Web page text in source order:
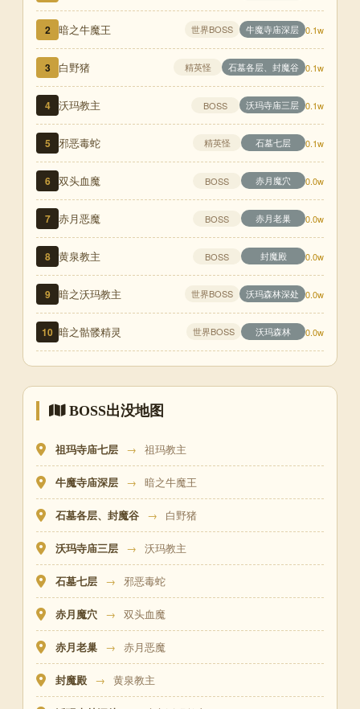
2 暗之牛魔王 世界BOSS 牛魔寺庙深层 0.1w
3 白野猪 精英怪 石墓各层、封魔谷 0.1w
4 沃玛教主 BOSS 沃玛寺庙三层 0.1w
5 邪恶毒蛇 精英怪 石墓七层 0.1w
6 双头血魔 BOSS 赤月魔穴 0.0w
7 赤月恶魔 BOSS 赤月老巢 0.0w
8 黄泉教主 BOSS 封魔殿 0.0w
9 暗之沃玛教主 世界BOSS 沃玛森林深处 0.0w
10 暗之骷髅精灵 世界BOSS 沃玛森林 0.0w
BOSS出没地图
祖玛寺庙七层 → 祖玛教主
牛魔寺庙深层 → 暗之牛魔王
石墓各层、封魔谷 → 白野猪
沃玛寺庙三层 → 沃玛教主
石墓七层 → 邪恶毒蛇
赤月魔穴 → 双头血魔
赤月老巢 → 赤月恶魔
封魔殿 → 黄泉教主